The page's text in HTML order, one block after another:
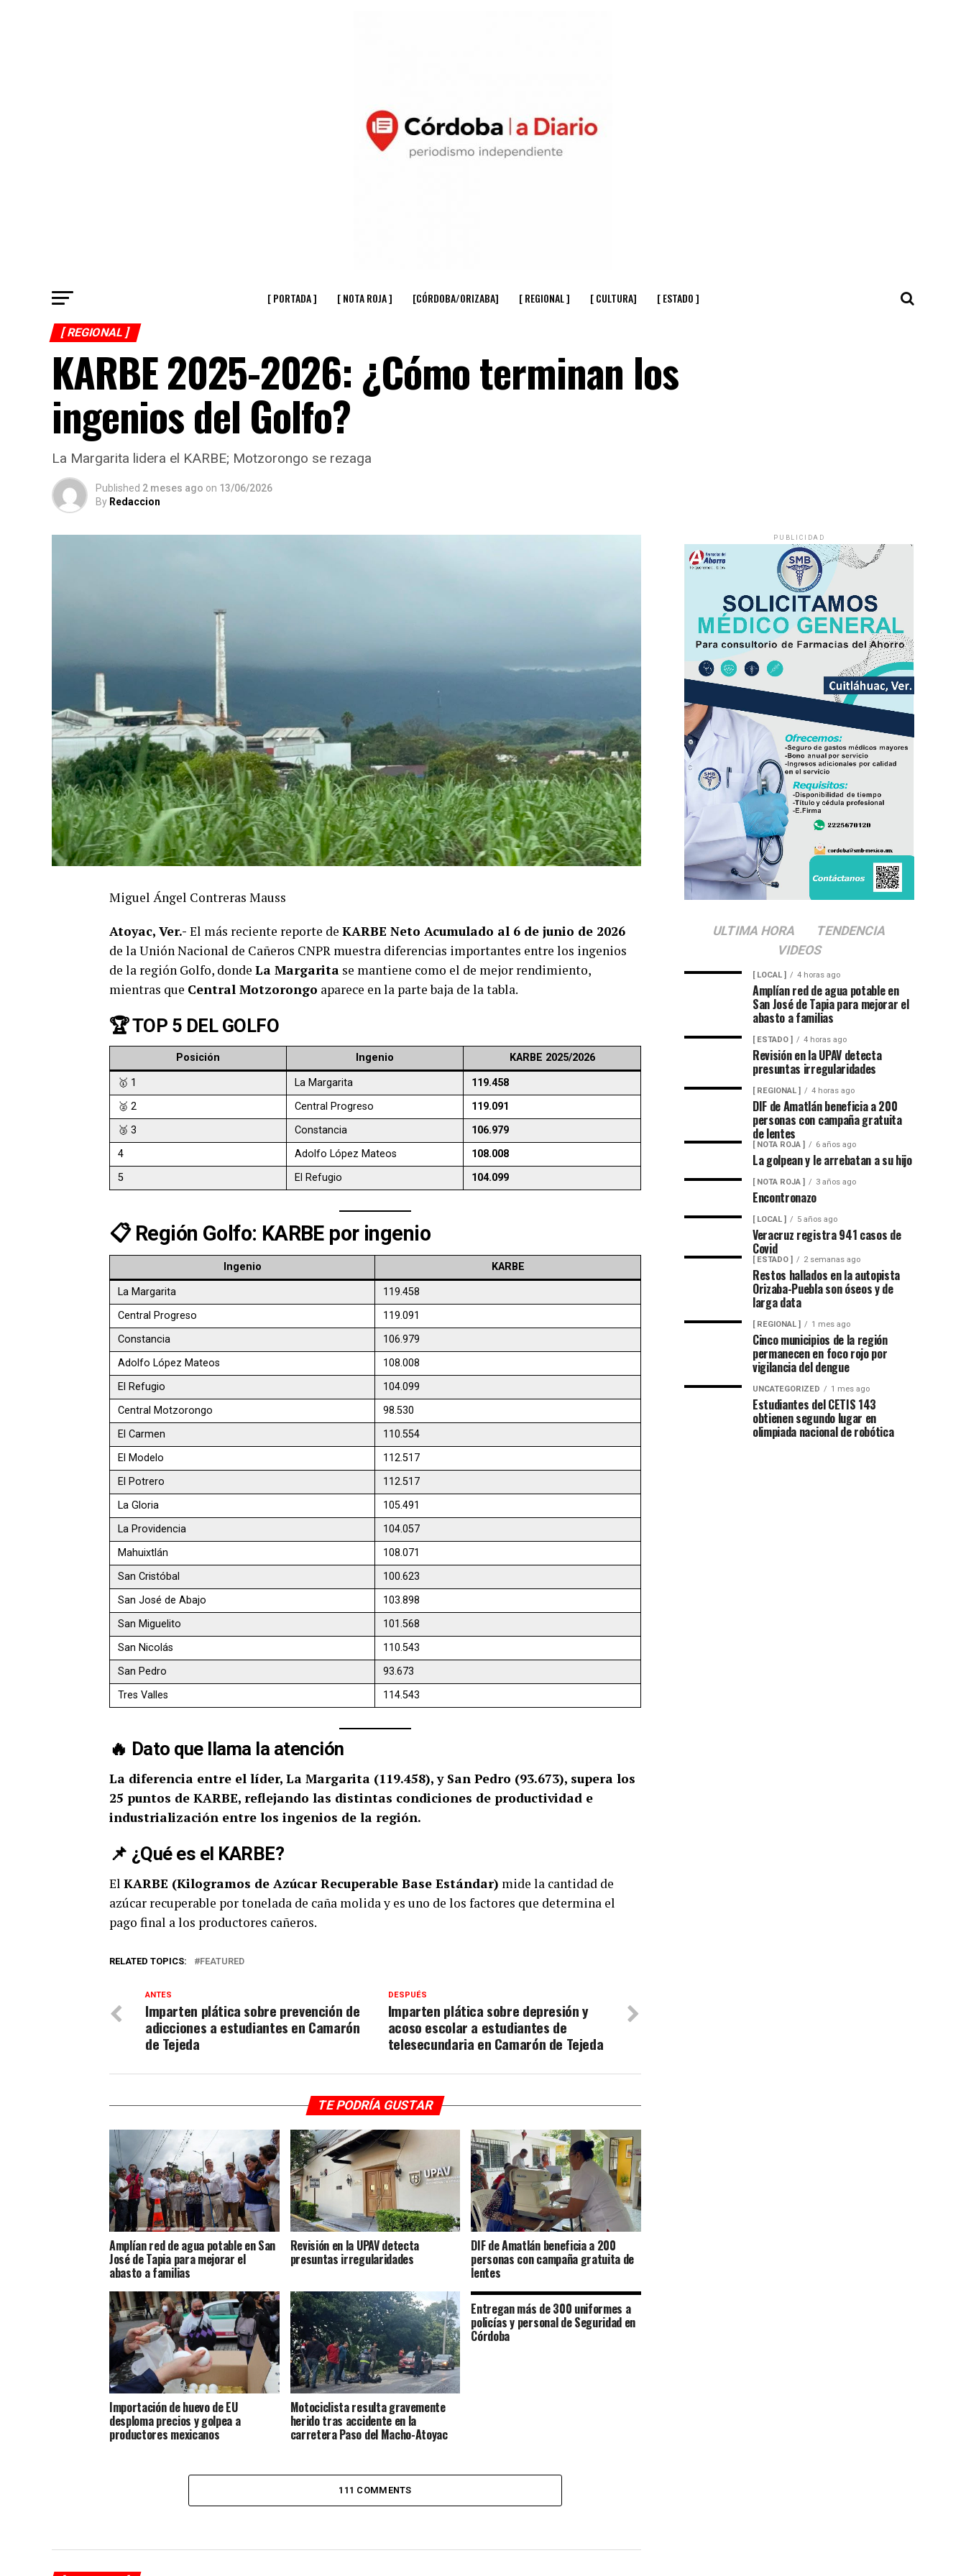
[ PORTADA ] [ NOTA ROJA ] [CÓRDOBA/ORIZABA] [ REGIONAL ] [ CULTURA] [ ESTADO ]
[ REGIONAL ]
KARBE 2025-2026: ¿Cómo terminan los
ingenios del Golfo?
La Margarita lidera el KARBE; Motzorongo se rezaga
Published 2 meses ago on 13/06/2026
By Redaccion
Miguel Ángel Contreras Mauss
Atoyac, Ver.- El más reciente reporte de KARBE Neto Acumulado al 6 de junio de 2026
de la Unión Nacional de Cañeros CNPR muestra diferencias importantes entre los ingenios
de la región Golfo, donde La Margarita se mantiene como el de mejor rendimiento,
mientras que Central Motzorongo aparece en la parte baja de la tabla.
🏆 TOP 5 DEL GOLFO
Posición Ingenio KARBE 2025/2026
🥇 1 La Margarita
119.458
🥈 2
Central Progreso
119.091
🥉 3
Constancia
106.979
4
Adolfo López Mateos
108.008
5
El Refugio 104.099
📋 Región Golfo: KARBE por ingenio
Ingenio KARBE
La Margarita
119.458
Central Progreso
119.091
Constancia
106.979
Adolfo López Mateos
108.008
El Refugio
104.099
Central Motzorongo
98.530
El Carmen
110.554
El Modelo
112.517
El Potrero
112.517
La Gloria
105.491
La Providencia
104.057
Mahuixtlán
108.071
San Cristóbal
100.623
San José de Abajo
103.898
San Miguelito
101.568
San Nicolás
110.543
San Pedro
93.673
Tres Valles
114.543
🔥 Dato que llama la atención
La diferencia entre el líder, La Margarita (119.458), y San Pedro (93.673), supera los
25 puntos de KARBE, reflejando las distintas condiciones de productividad e
industrialización entre los ingenios de la región.
📌 ¿Qué es el KARBE?
El KARBE (Kilogramos de Azúcar Recuperable Base Estándar) mide la cantidad de
azúcar recuperable por tonelada de caña molida y es uno de los factores que determina el
pago final a los productores cañeros.
RELATED TOPICS: FEATURED
DESPUÉS
Imparten plática sobre depresión y
acoso escolar a estudiantes de
telesecundaria en Camarón de Tejeda
ANTES
Imparten plática sobre prevención de
adicciones a estudiantes en Camarón
de Tejeda
TE PODRÍA GUSTAR
Amplían red de agua potable en San
José de Tapia para mejorar el
abasto a familias
Revisión en la UPAV detecta
presuntas irregularidades
DIF de Amatlán beneficia a 200
personas con campaña gratuita de
lentes
Importación de huevo de EU
desploma precios y golpea a
productores mexicanos
Motociclista resulta gravemente
herido tras accidente en la
carretera Paso del Macho-Atoyac
Entregan más de 300 uniformes a
policías y personal de Seguridad en
Córdoba
111 COMMENTS
PUBLICIDAD
ULTIMA HORA
TENDENCIA
VIDEOS
[ LOCAL ] 4 horas ago
Amplían red de agua potable en
San José de Tapia para mejorar el
abasto a familias
[ ESTADO ] 4 horas ago
Revisión en la UPAV detecta
presuntas irregularidades
[ REGIONAL ] 4 horas ago
DIF de Amatlán beneficia a 200
personas con campaña gratuita
de lentes
[ NOTA ROJA ] 6 años ago
La golpean y le arrebatan a su hijo
[ NOTA ROJA ] 3 años ago
Encontronazo
[ LOCAL ] 5 años ago
Veracruz registra 941 casos de
Covid
[ ESTADO ] 2 semanas ago
Restos hallados en la autopista
Orizaba-Puebla son óseos y de
larga data
[ REGIONAL ] 1 mes ago
Cinco municipios de la región
permanecen en foco rojo por
vigilancia del dengue
UNCATEGORIZED 1 mes ago
Estudiantes del CETIS 143
obtienen segundo lugar en
olimpiada nacional de robótica